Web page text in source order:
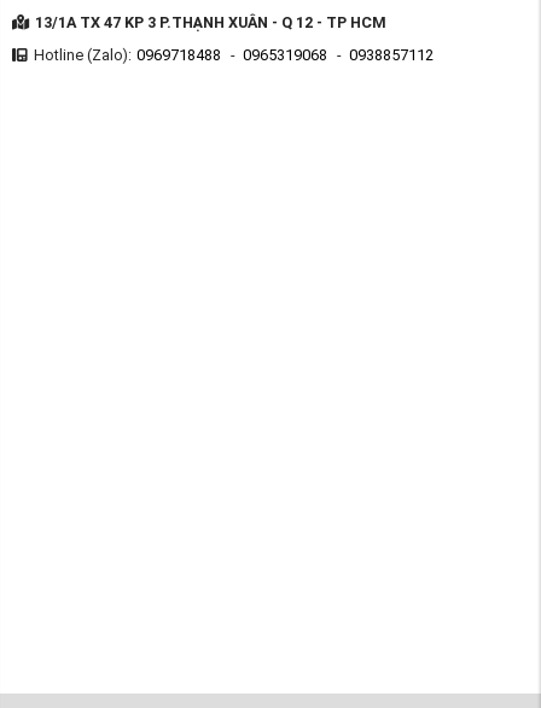
13/1A TX 47 KP 3 P.THẠNH XUÂN - Q 12 - TP HCM
Hotline (Zalo): 0969718488 - 0965319068 - 0938857112